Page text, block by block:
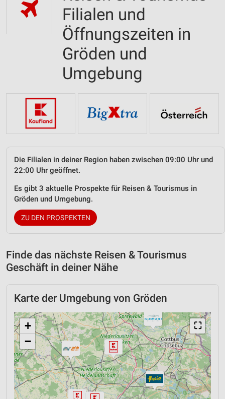
Filialen und
Öffnungszeiten in
Gröden und
Umgebung
Die Filialen in deiner Region haben zwischen 09:00 Uhr und
22:00 Uhr geöffnet.
Es gibt 3 aktuelle Prospekte für Reisen & Tourismus in
Gröden und Umgebung.
ZU DEN PROSPEKTEN
Finde das nächste Reisen & Tourismus
Geschäft in deiner Nähe
Karte der Umgebung von Gröden
⛶
+
−